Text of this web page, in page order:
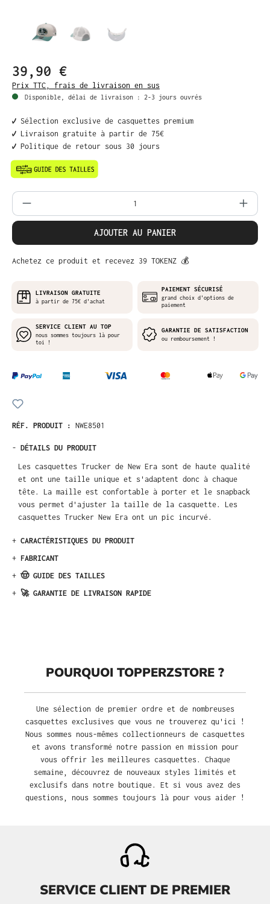
39,90 €
Prix TTC, frais de livraison en sus
Disponible, délai de livraison : 2-3 jours ouvrés
✔️ Sélection exclusive de casquettes premium
✔️ Livraison gratuite à partir de 75€
✔️ Politique de retour sous 30 jours
Quantité de produit : Entrez la
AJOUTER AU PANIER
Achetez ce produit et recevez 39 TOKENZ 💰
LIVRAISON GRATUITE
à partir de 75€ d'achat
PAIEMENT SÉCURISÉ
grand choix d'options de
paiement
SERVICE CLIENT AU TOP
nous sommes toujours là pour
toi !
GARANTIE DE SATISFACTION
ou remboursement !
RÉF. PRODUIT : NWE8501
- DÉTAILS DU PRODUIT
Les casquettes Trucker de New Era sont de haute qualité
et ont une taille unique et s'adaptent donc à chaque
tête. La maille est confortable à porter et le snapback
vous permet d'ajuster la taille de la casquette. Les
casquettes Trucker New Era ont un pic incurvé.
+ CARACTÉRISTIQUES DU PRODUIT
+ FABRICANT
+ 🤠 GUIDE DES TAILLES
+ 🚀 GARANTIE DE LIVRAISON RAPIDE
POURQUOI TOPPERZSTORE ?
Une sélection de premier ordre et de nombreuses
casquettes exclusives que vous ne trouverez qu'ici !
Nous sommes nous-mêmes collectionneurs de casquettes
et avons transformé notre passion en mission pour
vous offrir les meilleures casquettes. Chaque
semaine, découvrez de nouveaux styles limités et
exclusifs dans notre boutique. Et si vous avez des
questions, nous sommes toujours là pour vous aider !
SERVICE CLIENT DE PREMIER